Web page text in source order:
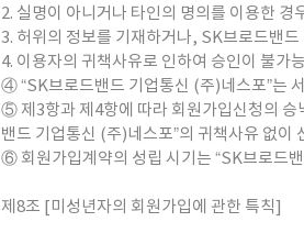
2. 실명이 아니거나 타인의 명의를 이용한 경
3. 허위의 정보를 기재하거나, SK브로드밴
4. 이용자의 귀책사유로 인하여 승인이 불가
④ “SK브로드밴드 기업통신 (주)네스포”는
⑤ 제3항과 제4항에 따라 회원가입신청의 승
밴드 기업통신 (주)네스포”의 귀책사유 없이
⑥ 회원가입계약의 성립 시기는 “SK브로드
제8조 [미성년자의 회원가입에 관한 특칙]